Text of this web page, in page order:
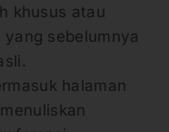
khusus atau
sebelumnya
halaman